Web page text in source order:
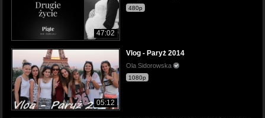
47:02
480p
05:12
Vlog - Paryż 2014
Ola Sidorowska
1080p